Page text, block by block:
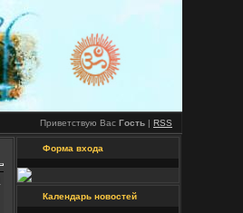
Приветствую Вас Гость | RSS
Форма входа
Календарь новостей